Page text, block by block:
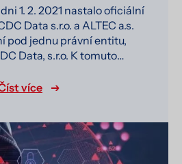
dni 1. 2. 2021 nastalo oficiální
Data s.r.o. a ALTEC a.s.
pod jednu právní entitu,
Data, s.r.o. K tomuto…
více